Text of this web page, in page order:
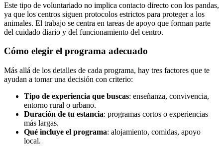
Este tipo de voluntariado no implica contacto directo con los pandas,
ya que los centros siguen protocolos estrictos para proteger a los
animales. El trabajo se centra en tareas de apoyo que forman parte
del cuidado diario y del funcionamiento del centro.
Cómo elegir el programa adecuado
Más allá de los detalles de cada programa, hay tres factores que te
ayudan a tomar una decisión con criterio:
Tipo de experiencia que buscas: enseñanza, convivencia,
entorno rural o urbano.
Duración de tu estancia: programas cortos o experiencias
más largas.
Qué incluye el programa: alojamiento, comidas, apoyo
local.